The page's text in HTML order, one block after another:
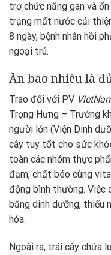
trợ chức năng gan và
trạng mất nước cải
8 ngày, bệnh nhân hồi
ngoại trú.
Ăn bao nhiêu là
Trao đổi với PV
Trọng Hưng – Trưởng
người lớn (Viện Dinh
cây tuy tốt cho sức
toàn các nhóm thực
đạm, chất béo cùng
động bình thường. Việc
bằng dinh dưỡng, thiếu
hóa.
Ngoài ra, trái cây chứa